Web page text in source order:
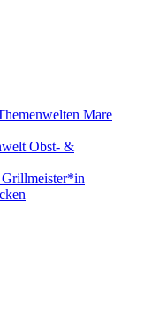
Mare
Obst- &